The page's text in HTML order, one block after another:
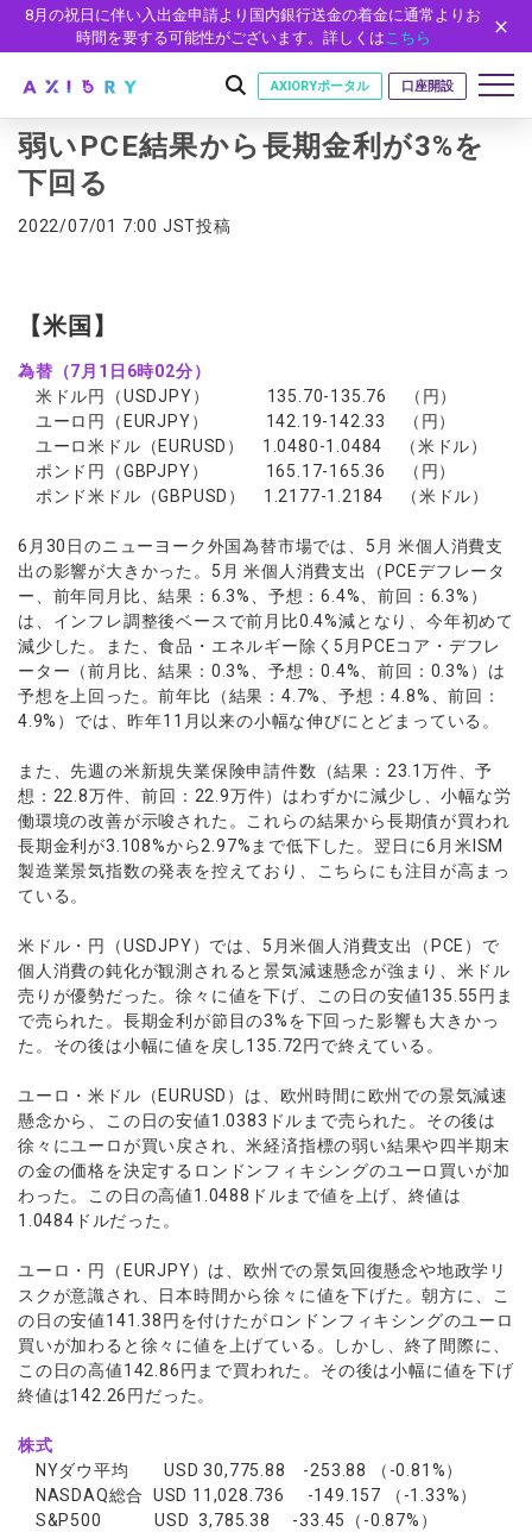
8月の祝日に伴い入出金申請より国内銀行送金の着金に通常よりお
時間を要する可能性がございます。詳しくはこちら
はじめに
安全性
取引商品
現物株式
ETF
株価指数CFD
貴金属CFD
ソフトコモディティCFD
NEW
バトルCFD
取引条件
ゼロカットとロスカット
スワップとロールオーバー
入出金方法
レバレッジ
NEW
取引時間
取引計算シミュレーター
注文執行ポリシー
経済指標・予測カレンダー
休眠口座と凍結口座
口座
口座の種類
口座タイプ
法人のお客様
ゼロ口座
NEW
デモ口座
ウォレット口座
NEW
口座開設
口座開設フォーム
必要書類
開設方法
プラットフォーム
プラットフォーム
MT5
MT4
AXIORYアプリ
AXIORYポータル
ツール
MT4/MT5 ヒストリカルデータ
EA(エキスパートアドバイザー)
日本時間表示インジケータ
ストライク インジケータ
MQLシグナル
NEW
通貨インデックス
パートナー
パートナーシップ・プログラム
イントロデュース・パートナープログラム（IP）
ニュース
ニュースリリース
お知らせ
マーケットニュース
コーポレートニュース
キャンペーン
トレードガイド
NEW
会社概要
企業情報
会社概要
役員紹介
お問合せ
よくあるご質問
日本語
عربى
English
Русский
ไทย
Tiếng Việt
口座開設する
デモ口座を開設する
AXIORYポータル 口座開設
弱いPCE結果から長期金利が3%を
下回る
2022/07/01 7:00 JST投稿
【米国】
為替（7月1日6時02分）
米ドル円（USDJPY） 135.70-135.76 （円）
ユーロ円（EURJPY） 142.19-142.33 （円）
ユーロ米ドル（EURUSD） 1.0480-1.0484 （米ドル）
ポンド円（GBPJPY） 165.17-165.36 （円）
ポンド米ドル（GBPUSD） 1.2177-1.2184 （米ドル）
6月30日のニューヨーク外国為替市場では、5月 米個人消費支
出の影響が大きかった。5月 米個人消費支出（PCEデフレータ
ー、前年同月比、結果：6.3%、予想：6.4%、前回：6.3%）
は、インフレ調整後ベースで前月比0.4%減となり、今年初めて
減少した。また、食品・エネルギー除く5月PCEコア・デフレ
ーター（前月比、結果：0.3%、予想：0.4%、前回：0.3%）は
予想を上回った。前年比（結果：4.7%、予想：4.8%、前回：
4.9%）では、昨年11月以来の小幅な伸びにとどまっている。
また、先週の米新規失業保険申請件数（結果：23.1万件、予
想：22.8万件、前回：22.9万件）はわずかに減少し、小幅な労
働環境の改善が示唆された。これらの結果から長期債が買われ
長期金利が3.108%から2.97%まで低下した。翌日に6月米ISM
製造業景気指数の発表を控えており、こちらにも注目が高まっ
ている。
米ドル・円（USDJPY）では、5月米個人消費支出（PCE）で
個人消費の鈍化が観測されると景気減速懸念が強まり、米ドル
売りが優勢だった。徐々に値を下げ、この日の安値135.55円ま
で売られた。長期金利が節目の3%を下回った影響も大きかっ
た。その後は小幅に値を戻し135.72円で終えている。
ユーロ・米ドル（EURUSD）は、欧州時間に欧州での景気減速
懸念から、この日の安値1.0383ドルまで売られた。その後は
徐々にユーロが買い戻され、米経済指標の弱い結果や四半期末
の金の価格を決定するロンドンフィキシングのユーロ買いが加
わった。この日の高値1.0488ドルまで値を上げ、終値は
1.0484ドルだった。
ユーロ・円（EURJPY）は、欧州での景気回復懸念や地政学リ
スクが意識され、日本時間から徐々に値を下げた。朝方に、こ
の日の安値141.38円を付けたがロンドンフィキシングのユーロ
買いが加わると徐々に値を上げている。しかし、終了間際に、
この日の高値142.86円まで買われた。その後は小幅に値を下げ
終値は142.26円だった。
株式
NYダウ平均 USD 30,775.88 -253.88 （-0.81%）
NASDAQ総合 USD 11,028.736 -149.157 （-1.33%）
S&P500 USD 3,785.38 -33.45（-0.87%）